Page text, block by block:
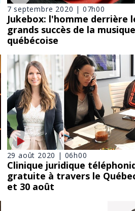
7 septembre 2020 | 07h00
Jukebox: l'homme derrière
grands succès de la musique
québécoise
29 août 2020 | 06h00
Clinique juridique
gratuite à travers le
et 30 août